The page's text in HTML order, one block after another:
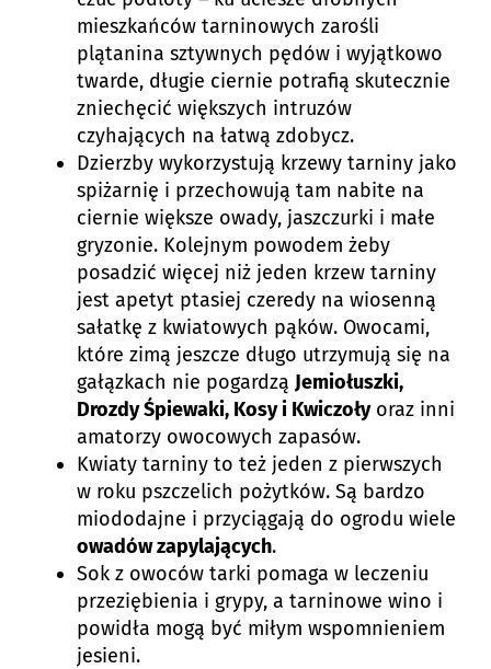
mieszkańców tarninowych zarośli
plątanina sztywnych pędów i wyjątkowo
twarde, długie ciernie potrafią skutecznie
zniechęcić większych intruzów
czyhających na łatwą zdobycz.
Dzierzby wykorzystują krzewy tarniny jako
spiżarnię i przechowują tam nabite na
ciernie większe owady, jaszczurki i małe
gryzonie. Kolejnym powodem żeby
posadzić więcej niż jeden krzew tarniny
jest apetyt ptasiej czeredy na wiosenną
sałatkę z kwiatowych pąków. Owocami,
które zimą jeszcze długo utrzymują się na
gałązkach nie pogardzą Jemiołuszki,
Drozdy Śpiewaki, Kosy i Kwiczołyoraz inni
amatorzy owocowych zapasów.
Kwiaty tarniny to też jeden z pierwszych
w roku pszczelich pożytków. Są bardzo
miododajne i przyciągają do ogrodu wiele
owadów zapylających.
Sok z owoców tarki pomaga w leczeniu
przeziębienia i grypy, a tarninowe wino i
powidła mogą być miłym wspomnieniem
jesieni.